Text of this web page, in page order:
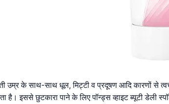
उम्र के साथ-साथ धूल, मिट्टी व प्रदूषण आदि कारणों से
है। इससे छुटकारा पाने के लिए पॉन्ड्स व्हाइट ब्यूटी डेली